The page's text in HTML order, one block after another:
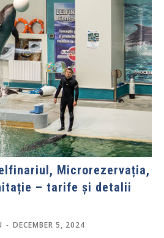
Microrezervația,
– tarife și detalii
- DECEMBER 5, 2024